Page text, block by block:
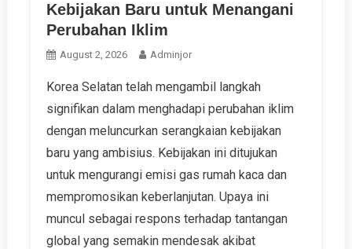
Kebijakan Baru untuk Menangani
Perubahan Iklim
August 2, 2026 Adminjor
Korea Selatan telah mengambil langkah
signifikan dalam menghadapi perubahan iklim
dengan meluncurkan serangkaian kebijakan
baru yang ambisius. Kebijakan ini ditujukan
untuk mengurangi emisi gas rumah kaca dan
mempromosikan keberlanjutan. Upaya ini
muncul sebagai respons terhadap tantangan
global yang semakin mendesak akibat